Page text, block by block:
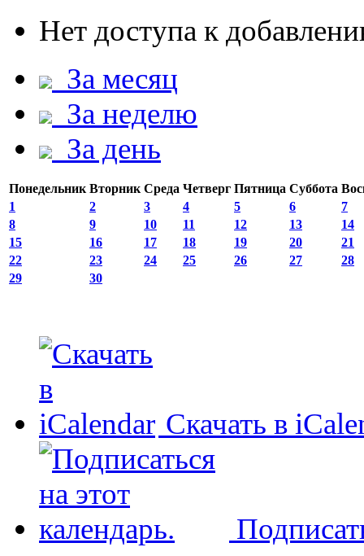
Нет доступа к
За месяц
За неделю
За день
Понедельник Вторник Среда Четверг Пятница Суббота
1
2 3 4 5 6
7
8
9 10 11 12 13
14
15
16 17 18 19 20
21
22
23 24 25 26 27
28
29
30
Скачать в